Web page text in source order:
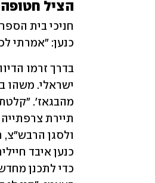
הציל
כנען: "אמרתי